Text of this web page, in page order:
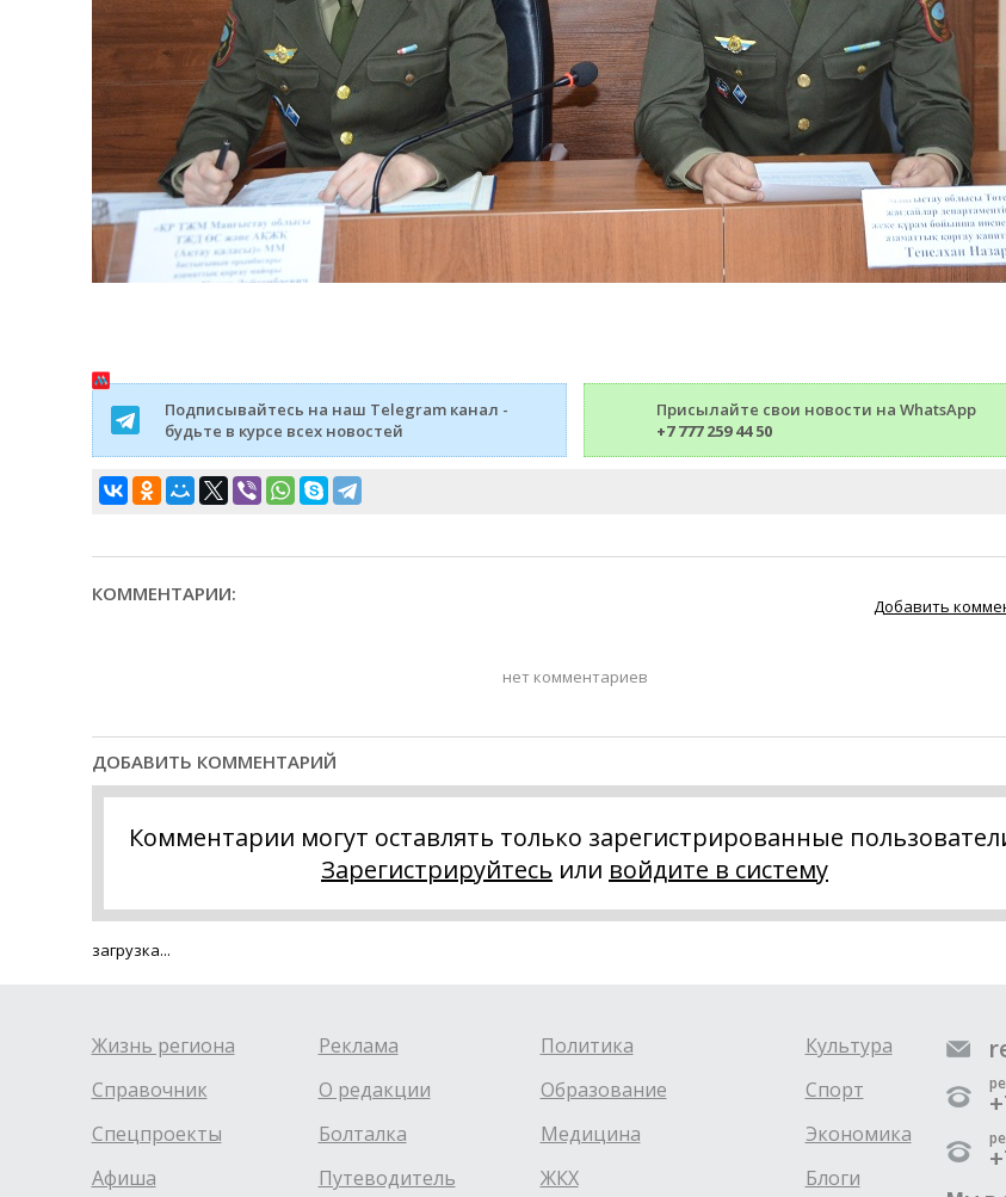
Подписывайтесь на наш Telegram канал -
будьте в курсе всех новостей
Присылайте свои новости на WhatsApp
+7 777 259 44 50
КОММЕНТАРИИ:
Добавить
нет комментариев
ДОБАВИТЬ КОММЕНТАРИЙ
Комментарии могут оставлять только зарегистрированные
Зарегистрируйтесь или войдите в систему
загрузка...
Жизнь региона
Справочник
Спецпроекты
Афиша
Реклама
О редакции
Болталка
Путеводитель
Политика
Образование
Медицина
ЖКХ
Культура
Спорт
Экономика
Блоги